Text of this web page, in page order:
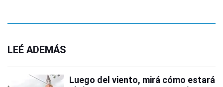
LEÉ ADEMÁS
Luego del viento, mirá cómo estará